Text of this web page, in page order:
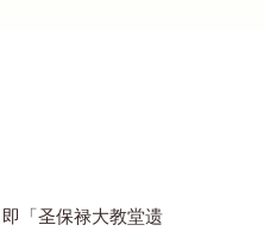
「圣保禄大教堂遗